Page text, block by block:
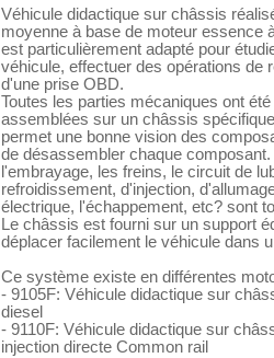
Véhicule didactique sur châssis
moyenne à base de moteur essence
est particulièrement adapté pour
véhicule, effectuer des opérations de
d'une prise OBD.
Toutes les parties mécaniques ont
assemblées sur un châssis
permet une bonne vision des
de désassembler chaque
l'embrayage, les freins, le circuit de
refroidissement, d'injection,
électrique, l'échappement, etc? sont
Le châssis est fourni sur un support
déplacer facilement le véhicule dans
Ce système existe en différentes
- 9105F: Véhicule didactique sur
diesel
- 9110F: Véhicule didactique sur
injection directe Common rail